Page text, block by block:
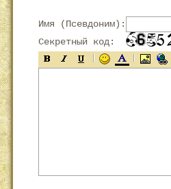
Имя (Псевдоним):
Секретный код: